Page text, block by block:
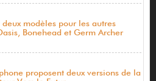
deux modèles pour les autres
Bonehead et Germ Archer
proposent deux versions de la